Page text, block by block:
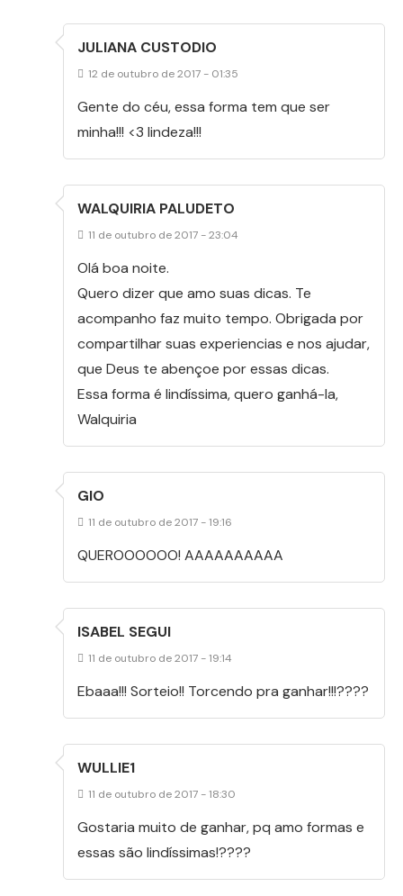
JULIANA CUSTODIO
12 de outubro de 2017 - 01:35
Gente do céu, essa forma tem que ser
minha!!! <3 lindeza!!!
WALQUIRIA PALUDETO
11 de outubro de 2017 - 23:04
Olá boa noite.
Quero dizer que amo suas dicas. Te
acompanho faz muito tempo. Obrigada por
compartilhar suas experiencias e nos ajudar,
que Deus te abençoe por essas dicas.
Essa forma é lindíssima, quero ganhá-la,
Walquiria
GIO
11 de outubro de 2017 - 19:16
QUEROOOOOO! AAAAAAAAAA
ISABEL SEGUI
11 de outubro de 2017 - 19:14
Ebaaa!!! Sorteio!! Torcendo pra ganhar!!!????
WULLIE1
11 de outubro de 2017 - 18:30
Gostaria muito de ganhar, pq amo formas e
essas são lindíssimas!????